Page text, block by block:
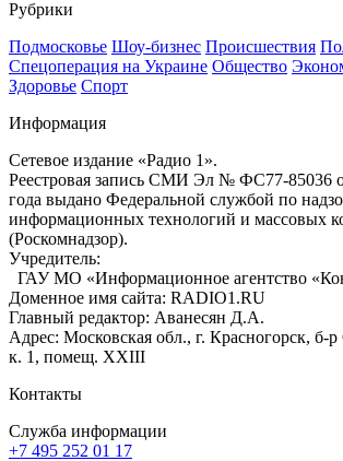
Рубрики
Подмосковье Шоу-бизнес Происшествия
Спецоперация на Украине Общество
Здоровье Спорт
Информация
Сетевое издание «Радио 1».
Реестровая запись СМИ Эл № ФС77-85036
года выдано Федеральной службой по
информационных технологий и массовых
(Роскомнадзор).
Учредитель:
ГАУ МО «Информационное агентство
Доменное имя сайта: RADIO1.RU
Главный редактор: Аванесян Д.А.
Адрес: Московская обл., г. Красногорск, б-
к. 1, помещ. XXIII
Контакты
Служба информации
+7 495 252 01 17